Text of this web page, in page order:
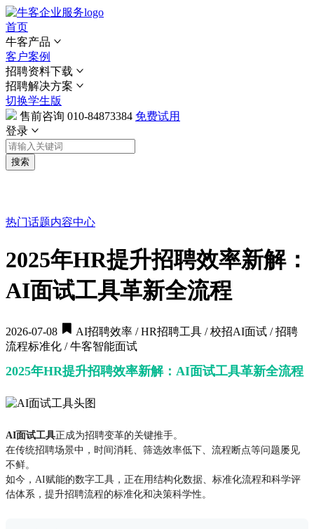
首页
牛客产品
客户案例
招聘资料下载
招聘解决方案
切换学生版
售前咨询 010-84873384 免费试用
登录
搜索
热门话题内容中心
2025年HR提升招聘效率新解：
AI面试工具革新全流程
2026-07-08
AI招聘效率 / HR招聘工具 / 校招AI面试 / 招聘
流程标准化 / 牛客智能面试
2025年HR提升招聘效率新解：AI面试工具革新全流程
AI面试工具正成为招聘变革的关键推手。
在传统招聘场景中，时间消耗、筛选效率低下、流程断点等问题屡见
不鲜。
如今，AI赋能的数字工具，正在用结构化数据、标准化流程和科学评
估体系，提升招聘流程的标准化和决策科学性。